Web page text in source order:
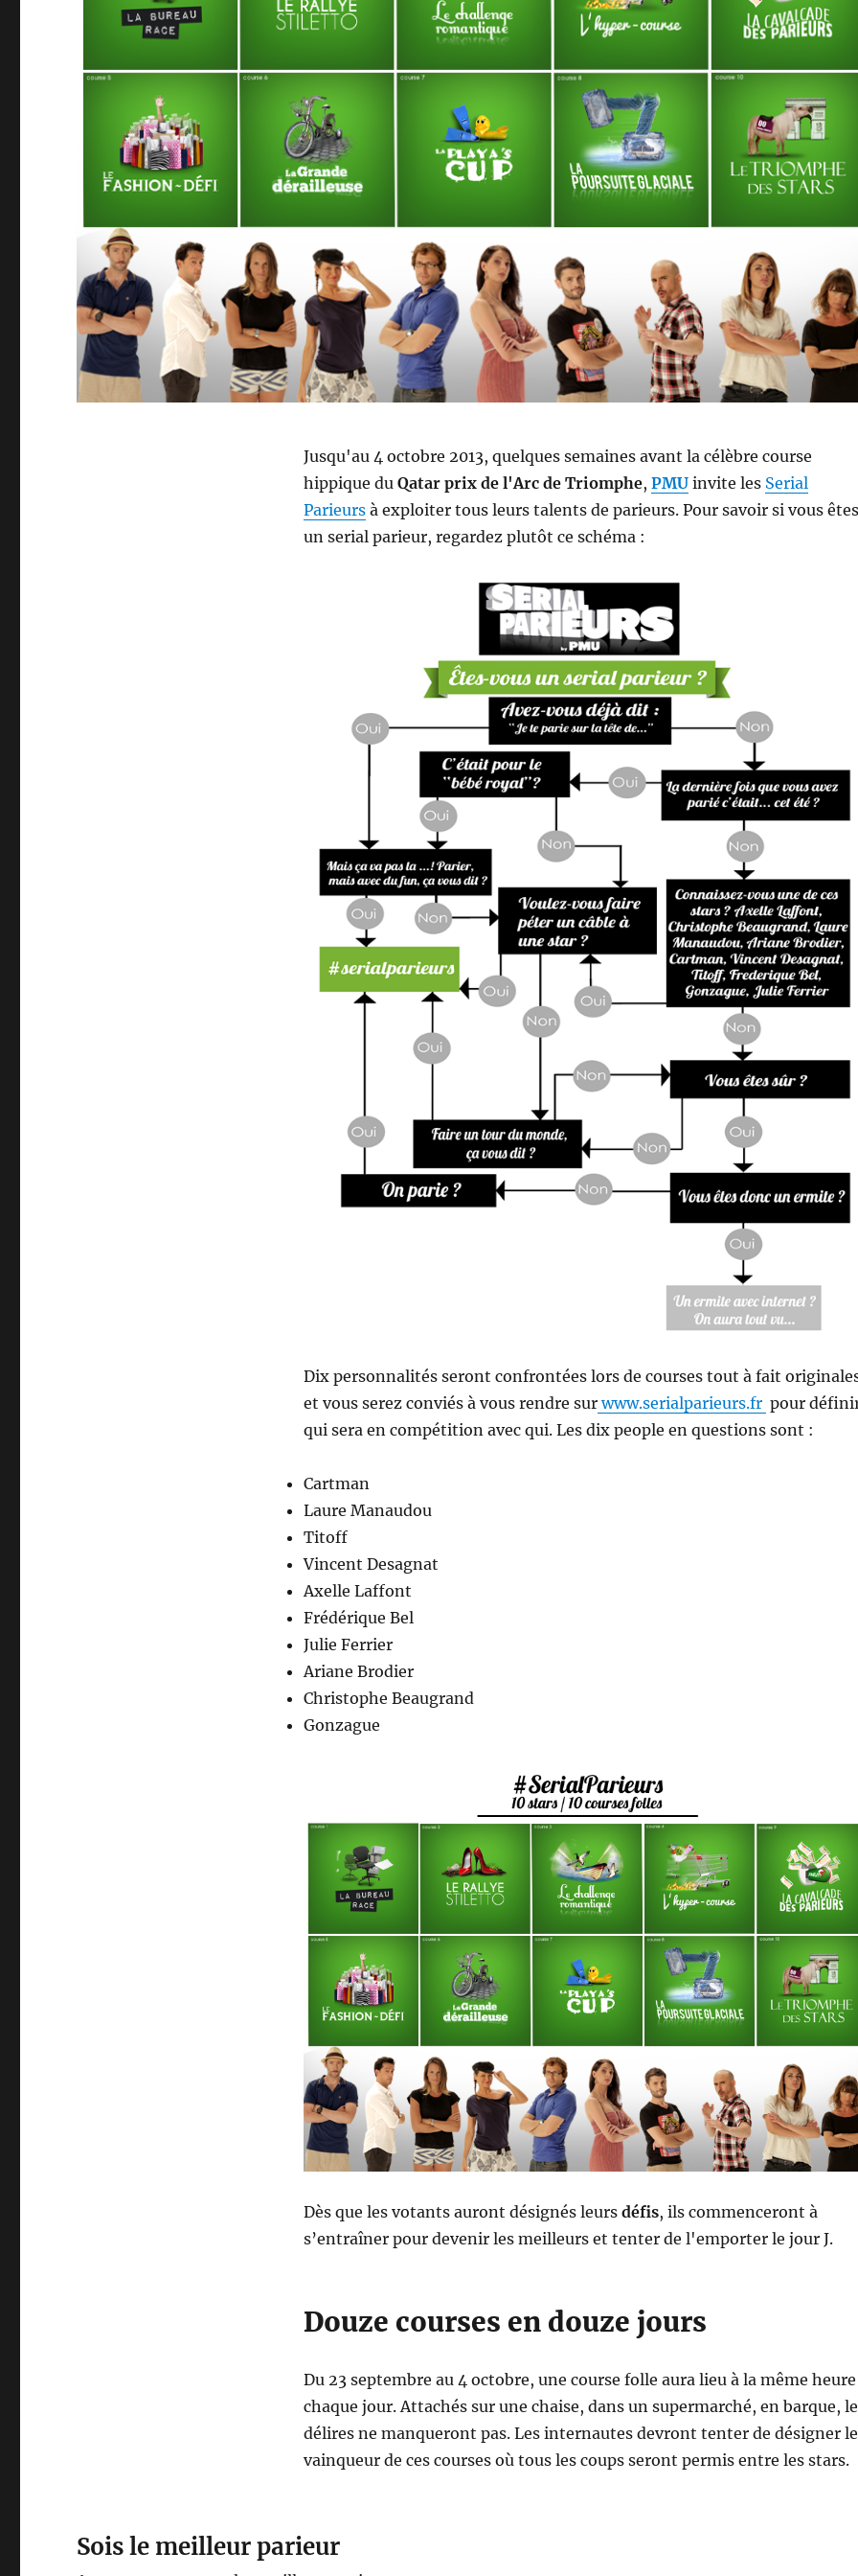
Jusqu'au 4 octobre 2013, quelques semaines avant la célèbre course
hippique du Qatar prix de l'Arc de Triomphe, PMUinvite les Serial
Parieursà exploiter tous leurs talents de parieurs. Pour savoir si vous êtes
un serial parieur, regardez plutôt ce schéma :
Dix personnalités seront confrontées lors de courses tout à fait
et vous serez conviés à vous rendre surwww.serialparieurs.fr pour
qui sera en compétition avec qui. Les dix people en questions sont :
Cartman
Laure Manaudou
Titoff
Vincent Desagnat
Axelle Laffont
Frédérique Bel
Julie Ferrier
Ariane Brodier
Christophe Beaugrand
Gonzague
Dès que les votants auront désignés leurs défis, ils commenceront à
s’entraîner pour devenir les meilleurs et tenter de l'emporter le jour J.
Douze courses en douze jours
Du 23 septembre au 4 octobre, une course folle aura lieu à la même heure
chaque jour. Attachés sur une chaise, dans un supermarché, en barque,
délires ne manqueront pas. Les internautes devront tenter de désigner le
vainqueur de ces courses où tous les coups seront permis entre les stars.
Sois le meilleur parieur